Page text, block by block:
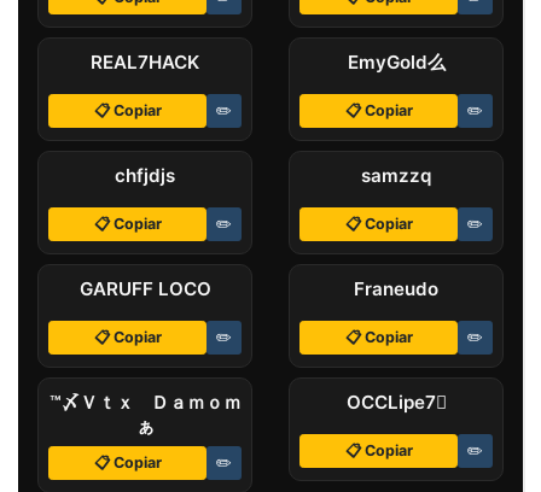
REAL7ㅤHACK
📋 Copiar ✏️
EmyGoldㅤ么
📋 Copiar ✏️
chfjdjs
📋 Copiar ✏️
ㅤsamzzqㅤ
📋 Copiar ✏️
GARUFF LOCO
📋 Copiar ✏️
Franeudoㅤㅤ
📋 Copiar ✏️
™〆ＶｔｘﾠＤａｍｏｍ
ぁ
📋 Copiar ✏️
OCCㅤLipe7ㅤ
📋 Copiar ✏️